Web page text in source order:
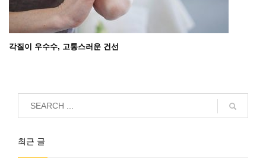
각질이 우수수, 고통스러운 건선
최근 글